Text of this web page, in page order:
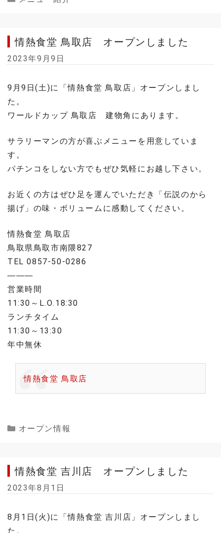
情熱食堂 鳥取店 オープンしました
2023年9月9日
9月9日(土)に「情熱食堂 鳥取店」オープンしまし
た。
ワールドカップ 鳥取店 建物角にあります。
サラリーマンの方が喜ぶメニューを用意していま
す。
パチンコをしない方でもぜひ気軽にお越し下さい。
お近くの方はぜひ足を運んでいただき「伝説のから
揚げ」の味・ボリュームに感動してください。
情熱食堂 鳥取店
鳥取県鳥取市南隈827
TEL 0857-50-0286
———
営業時間
11:30～L.O.18:30
ランチタイム
11:30～13:30
年中無休
情熱食堂 鳥取店
Categories
オープン情報
情熱食堂 吉川店 オープンしました
2023年8月1日
8月1日(火)に「情熱食堂 吉川店」オープンしまし
た。